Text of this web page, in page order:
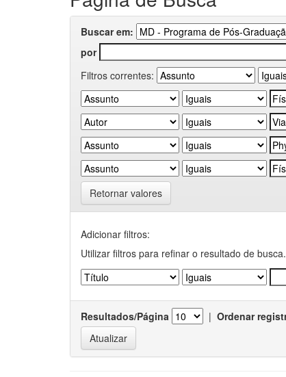
Buscar em:
por
Filtros correntes:
Retornar valores
Adicionar filtros:
Utilizar filtros para refinar o resultado de busca.
Resultados/Página | Ordenar